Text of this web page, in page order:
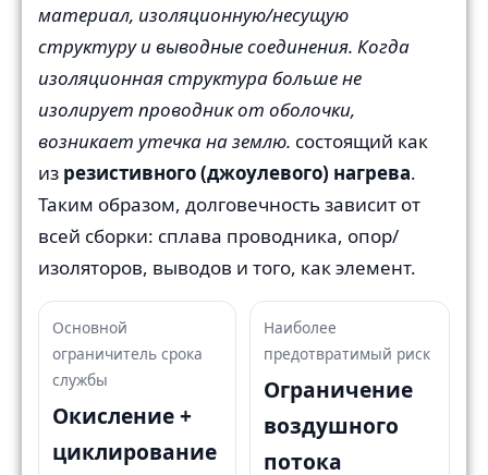
материал, изоляционную/несущую
структуру и выводные соединения. Когда
изоляционная структура больше не
изолирует проводник от оболочки,
возникает утечка на землю. состоящий как
из резистивного (джоулевого) нагрева.
Таким образом, долговечность зависит от
всей сборки: сплава проводника, опор/
изоляторов, выводов и того, как элемент.
Основной
ограничитель срока
службы
Окисление +
циклирование
Наиболее
предотвратимый риск
Ограничение
воздушного
потока